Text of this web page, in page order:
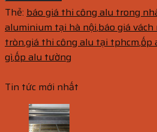
Thẻ: báo giá thi công alu trong
aluminium tại hà nội,báo giá
tròn,giá thi công alu tại tphcm,ốp
gì,ốp alu tường
Tin tức mới nhất